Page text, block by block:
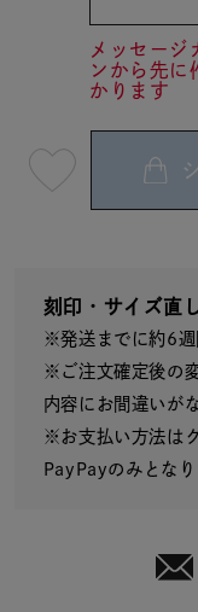
メッセージ
ンから先
かります
08
送
刻印・サイズ直
※発送までに約6週
※ご注文確定後の
内容にお間違いが
※お支払い方法は
PayPayのみとなり